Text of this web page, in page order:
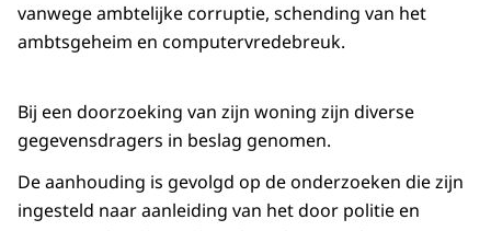
vanwege ambtelijke corruptie, schending van het
ambtsgeheim en computervredebreuk.
Bij een doorzoeking van zijn woning zijn diverse
gegevensdragers in beslag genomen.
De aanhouding is gevolgd op de onderzoeken die zijn
ingesteld naar aanleiding van het door politie en